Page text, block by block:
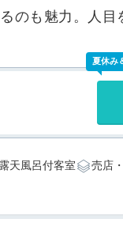
のも魅力。人
夏休み
天風呂付客室 売店